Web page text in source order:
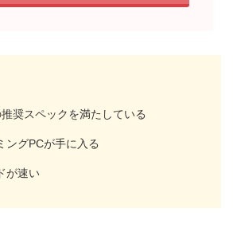
推奨スペックを満たしている
ングPCが手に入る
が速い